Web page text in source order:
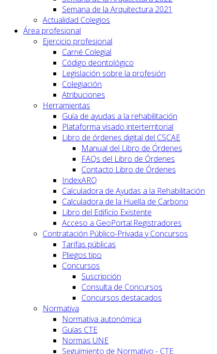
Semana de la Arquitectura 2021
Actualidad Colegios
Área profesional
Ejercicio profesional
Carné Colegial
Código deontológico
Legislación sobre la profesión
Colegiación
Atribuciones
Herramientas
Guía de ayudas a la rehabilitación
Plataforma visado interterritorial
Libro de órdenes digital del CSCAE
Manual del Libro de Órdenes
FAQs del Libro de Órdenes
Contacto Libro de Órdenes
IndexARQ
Calculadora de Ayudas a la Rehabilitación
Calculadora de la Huella de Carbono
Libro del Edificio Existente
Acceso a GeoPortal.Registradores
Contratación Público-Privada y Concursos
Tarifas públicas
Pliegos tipo
Concursos
Suscripción
Consulta de Concursos
Concursos destacados
Normativa
Normativa autonómica
Guías CTE
Normas UNE
Seguimiento de Normativo - CTE